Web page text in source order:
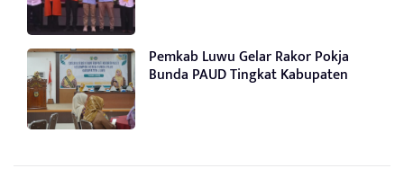
Pemkab Luwu Gelar Rakor Pokja
Bunda PAUD Tingkat Kabupaten